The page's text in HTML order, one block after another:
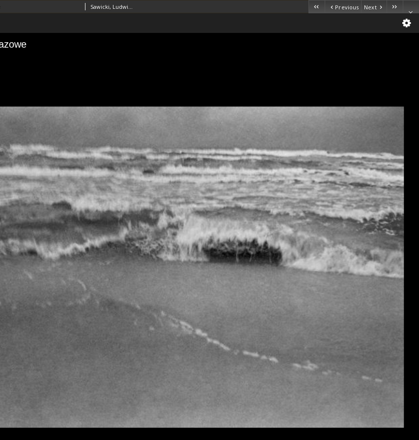
Sawicki, Ludwik (1893–1972) Previous Next